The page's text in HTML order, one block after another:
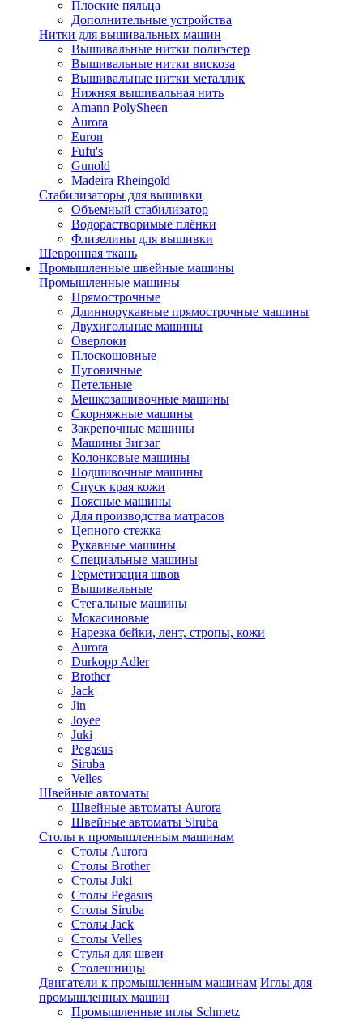
Плоские пяльца
Дополнительные устройства
Нитки для вышивальных машин
Вышивальные нитки полиэстер
Вышивальные нитки вискоза
Вышивальные нитки металлик
Нижняя вышивальная нить
Amann PolySheen
Aurora
Euron
Fufu's
Gunold
Madeira Rheingold
Стабилизаторы для вышивки
Объемный стабилизатор
Водорастворимые плёнки
Флизелины для вышивки
Шевронная ткань
Промышленные швейные машины
Промышленные машины
Прямострочные
Длиннорукавные прямострочные машины
Двухигольные машины
Оверлоки
Плоскошовные
Пуговичные
Петельные
Мешкозашивочные машины
Скорняжные машины
Закрепочные машины
Машины Зигзаг
Колонковые машины
Подшивочные машины
Спуск края кожи
Поясные машины
Для производства матрасов
Цепного стежка
Рукавные машины
Специальные машины
Герметизация швов
Вышивальные
Стегальные машины
Мокасиновые
Нарезка бейки, лент, стропы, кожи
Aurora
Durkopp Adler
Brother
Jack
Jin
Joyee
Juki
Pegasus
Siruba
Velles
Швейные автоматы
Швейные автоматы Aurora
Швейные автоматы Siruba
Столы к промышленным машинам
Столы Aurora
Столы Brother
Столы Juki
Столы Pegasus
Столы Siruba
Столы Jack
Столы Velles
Стулья для швеи
Столешницы
Двигатели к промышленным машинам Иглы для
промышленных машин
Промышленные иглы Schmetz